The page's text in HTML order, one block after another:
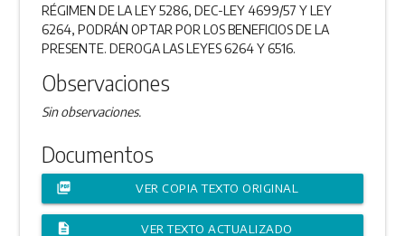
RÉGIMEN DE LA LEY 5286, DEC-LEY 4699/57 Y LEY
6264, PODRÁN OPTAR POR LOS BENEFICIOS DE LA
PRESENTE. DEROGA LAS LEYES 6264 Y 6516.
Observaciones
Sin observaciones.
Documentos
picture_as_pdf VER COPIA TEXTO ORIGINAL
description VER TEXTO ACTUALIZADO